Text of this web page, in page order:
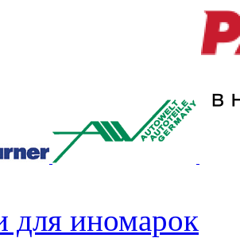
для иномарок